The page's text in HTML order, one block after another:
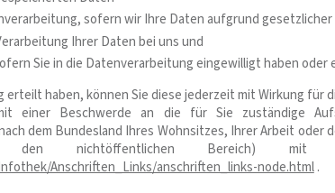
sofern wir Ihre Daten aufgrund
Ihrer Daten bei uns und
Sie in die Datenverarbeitung eingewilligt haben oder
erteilt haben, können Sie diese jederzeit mit Wirkung für
einer Beschwerde an die für Sie zuständige
dem Bundesland Ihres Wohnsitzes, Ihrer Arbeit oder
den nichtöffentlichen Bereich)
Anschriften_Links/anschriften_links-node.html.